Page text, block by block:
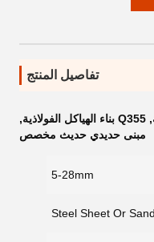
تفاصيل المنتج
, Q355 بناء الهياكل الفولاذية
,
مبنى حديدي حديث مخصص
5-28mm
Steel Sheet Or